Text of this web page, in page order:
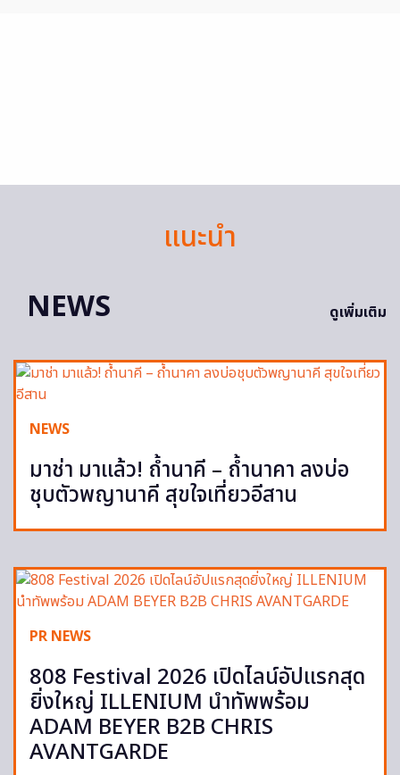
แนะนำ
NEWS
ดูเพิ่มเติม
NEWS
มาช่า มาแล้ว! ถ้ำนาคี – ถ้ำนาคา ลงบ่อ
ชุบตัวพญานาคี สุขใจเที่ยวอีสาน
PR NEWS
808 Festival 2026 เปิดไลน์อัปแรกสุด
ยิ่งใหญ่ ILLENIUM นำทัพพร้อม
ADAM BEYER B2B CHRIS
AVANTGARDE